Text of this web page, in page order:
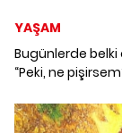
YAŞAM
Bugünlerde
“Peki, ne
imza atmaya ne